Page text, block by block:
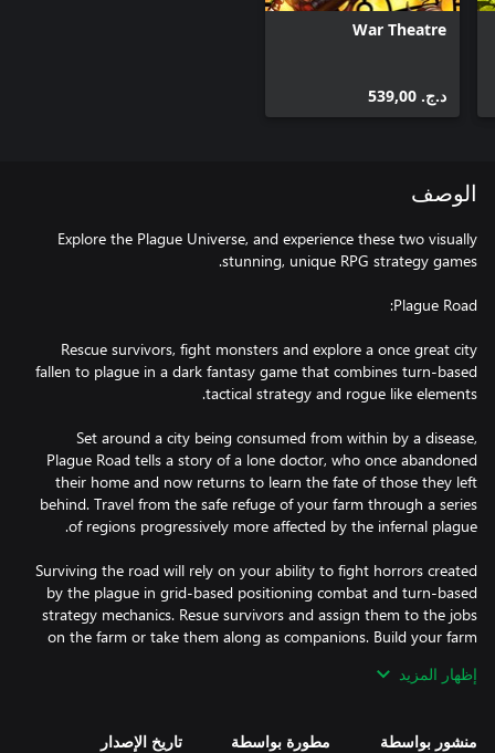
War Theatre
د.ج.‏ 539,00
الوصف
Explore the Plague Universe, and experience these two visually
Rescue survivors, fight monsters and explore a once great city
fallen to plague in a dark fantasy game that combines turn-based
Set around a city being consumed from within by a disease,
Plague Road tells a story of a lone doctor, who once abandoned
their home and now returns to learn the fate of those they left
behind. Travel from the safe refuge of your farm through a series
Surviving the road will rely on your ability to fight horrors created
by the plague in grid-based positioning combat and turn-based
strategy mechanics. Resue survivors and assign them to the jobs
on the farm or take them along as companions. Build your farm
إظهار المزيد
منشور بواسطة مطورة بواسطة تاريخ الإصدار